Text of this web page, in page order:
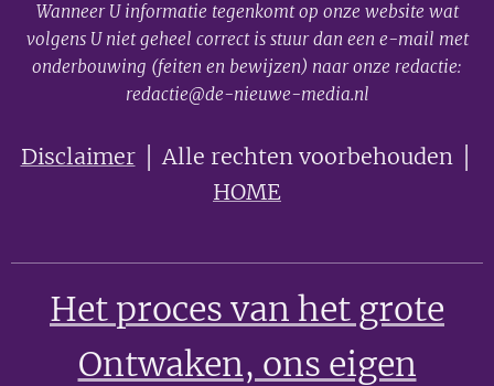
Wanneer U informatie tegenkomt op onze website wat
volgens U niet geheel correct is stuur dan een e-mail met
onderbouwing (feiten en bewijzen) naar onze redactie:
redactie@de-nieuwe-media.nl
Disclaimer│ Alle rechten voorbehouden │
HOME
Het proces van het grote
Ontwaken, ons eigen